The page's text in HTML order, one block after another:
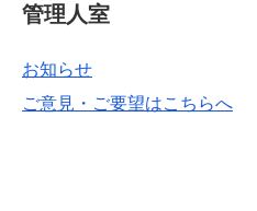
管理人室
お知らせ
ご意見・ご要望はこちらへ